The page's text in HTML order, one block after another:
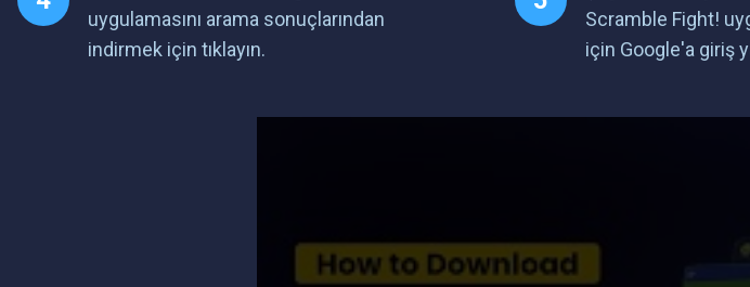
uygulamasını arama sonuçlarından
indirmek için tıklayın.
Scramble Fight!
için Google'a giriş